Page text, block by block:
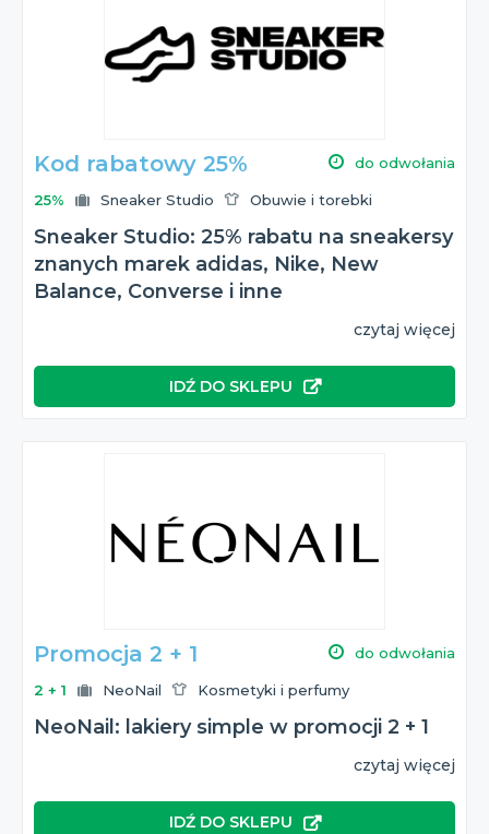
Kod rabatowy 25% do odwołania
25% Sneaker Studio Obuwie i torebki
Sneaker Studio: 25% rabatu na sneakersy
znanych marek adidas, Nike, New
Balance, Converse i inne
czytaj więcej
IDŹ DO SKLEPU
Promocja 2 + 1 do odwołania
2 + 1 NeoNail Kosmetyki i perfumy
NeoNail: lakiery simple w promocji 2 + 1
czytaj więcej
IDŹ DO SKLEPU